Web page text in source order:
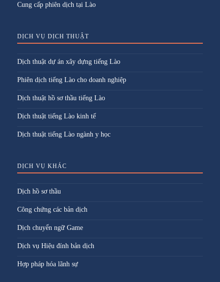
Cung cấp phiên dịch tại Lào
DỊCH VỤ DỊCH THUẬT
Dịch thuật dự án xây dựng tiếng Lào
Phiên dịch tiếng Lào cho doanh nghiệp
Dịch thuật hồ sơ thầu tiếng Lào
Dịch thuật tiếng Lào kinh tế
Dịch thuật tiếng Lào ngành y học
DỊCH VỤ KHÁC
Dịch hồ sơ thầu
Công chứng các bản dịch
Dịch chuyển ngữ Game
Dịch vụ Hiệu đính bản dịch
Hợp pháp hóa lãnh sự